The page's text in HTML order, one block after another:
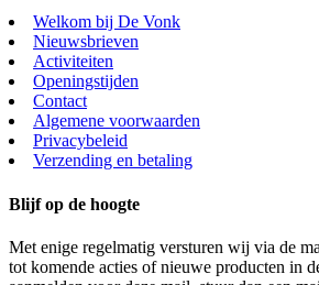
Welkom bij De Vonk
Nieuwsbrieven
Activiteiten
Openingstijden
Contact
Algemene voorwaarden
Privacybeleid
Verzending en betaling
Blijf op de hoogte
Met enige regelmatig versturen wij via de
tot komende acties of nieuwe producten in